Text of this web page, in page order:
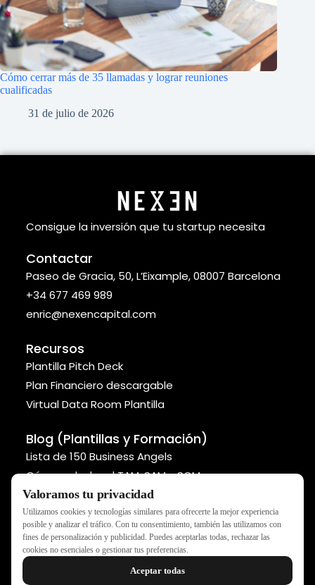
Valoramos tu privacidad
Utilizamos cookies y tecnologías similares para ofrecerte la mejor experiencia
posible y analizar el tráfico. Con tu consentimiento, también las utilizamos con
fines de personalización y publicidad. Puedes aceptarlas todas, rechazar las
cookies no esenciales o gestionar tus preferencias.
Aceptar todas
Cómo cerrar más de 35 llamadas y lograr reuniones
cualificadas
31 de julio de 2026
Consigue la inversión que tu startup necesita
Contactar
Paseo de Gracia, 50, L’Eixample, 08007 Barcelona
+34 677 469 989
enric@nexencapital.com
Recursos
Plantilla Pitch Deck
Plan Financiero descargable
Virtual Data Room Plantilla
Blog (Plantillas y Formación)
Lista de 150 Business Angels
Cómo calcular el TAM, SAM y SOM
Métodos para valorar tu startup
NEXEN - Todos los derechos reservados ®
Política de privacidadDeclaración de accesibilidad